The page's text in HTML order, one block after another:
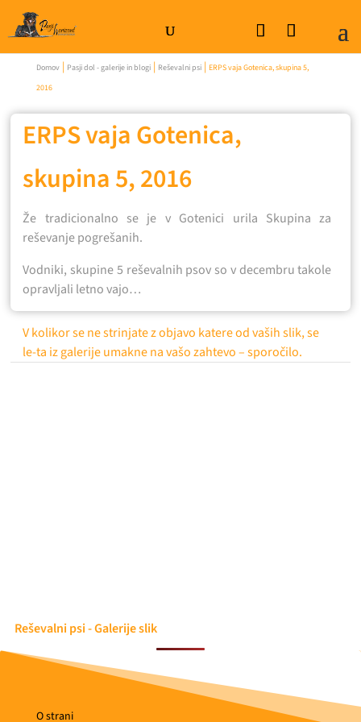
Domov| Pasji dol - galerije in blogi| Reševalni psi| ERPS vaja Gotenica, skupina 5,
2016
ERPS vaja Gotenica,
skupina 5, 2016
Že tradicionalno se je v Gotenici urila Skupina za
reševanje pogrešanih.
Vodniki, skupine 5 reševalnih psov so v decembru takole
opravljali letno vajo…
V kolikor se ne strinjate z objavo katere od vaših slik, se
le-ta iz galerije umakne na vašo zahtevo – sporočilo.
Reševalni psi - Galerije slik
O strani